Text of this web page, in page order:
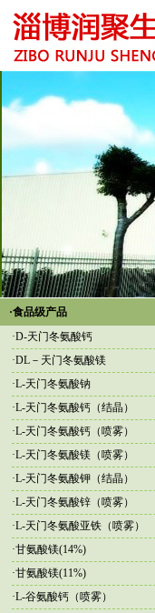
·食品级产品
·D-天门冬氨酸钙
·DL－天门冬氨酸镁
·L-天门冬氨酸钠
·L-天门冬氨酸钙（结晶）
·L-天门冬氨酸钙（喷雾）
·L-天门冬氨酸镁（喷雾）
·L-天门冬氨酸钾（结晶）
·L-天门冬氨酸锌（喷雾）
·L-天门冬氨酸亚铁（喷雾）
·甘氨酸镁(14%)
·甘氨酸镁(11%)
·L-谷氨酸钙（喷雾）